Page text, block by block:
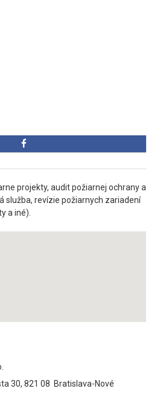
projekty, audit požiarnej ochrany a
služba, revízie požiarnych zariadení
a iné).
30, 821 08 Bratislava-Nové